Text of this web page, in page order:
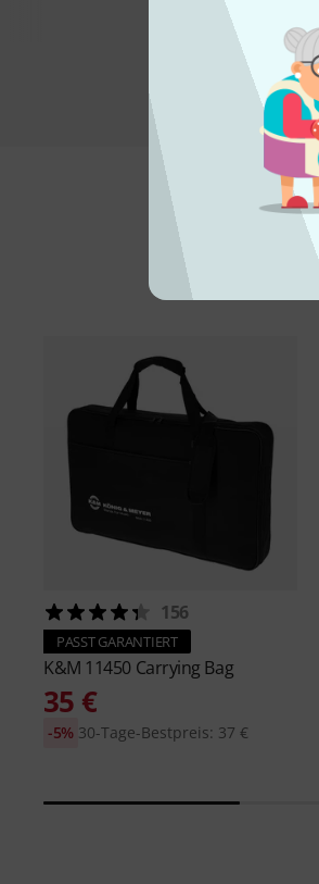
156
PASST GARANTIERT
K&M 11450 Carrying Bag
35 €
30-Tage-Bestpreis: 37 €
-5%